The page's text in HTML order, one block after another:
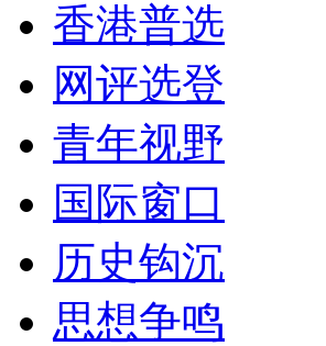
香港普选
网评选登
青年视野
国际窗口
历史钩沉
思想争鸣